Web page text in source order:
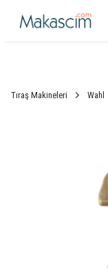
Tıraş Makineleri Wahl